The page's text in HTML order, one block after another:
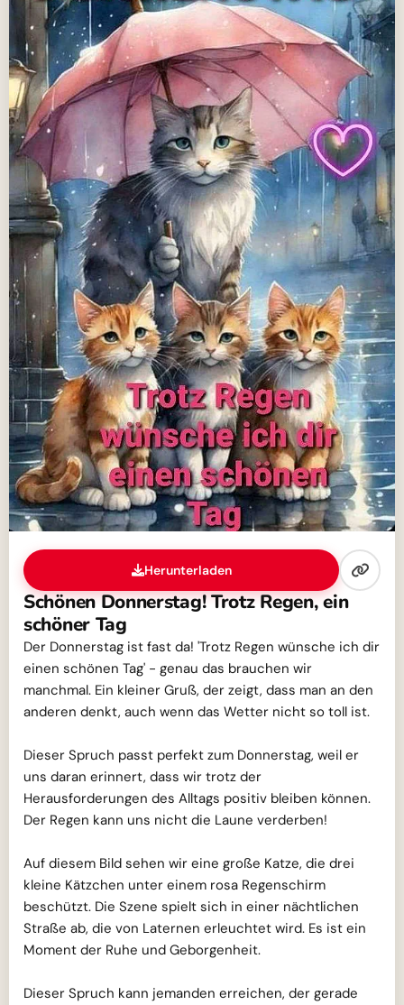
Herunterladen
Schönen Donnerstag! Trotz Regen, ein
schöner Tag
Der Donnerstag ist fast da! 'Trotz Regen wünsche ich dir
einen schönen Tag' - genau das brauchen wir
manchmal. Ein kleiner Gruß, der zeigt, dass man an den
anderen denkt, auch wenn das Wetter nicht so toll ist.
Dieser Spruch passt perfekt zum Donnerstag, weil er
uns daran erinnert, dass wir trotz der
Herausforderungen des Alltags positiv bleiben können.
Der Regen kann uns nicht die Laune verderben!
Auf diesem Bild sehen wir eine große Katze, die drei
kleine Kätzchen unter einem rosa Regenschirm
beschützt. Die Szene spielt sich in einer nächtlichen
Straße ab, die von Laternen erleuchtet wird. Es ist ein
Moment der Ruhe und Geborgenheit.
Dieser Spruch kann jemanden erreichen, der gerade